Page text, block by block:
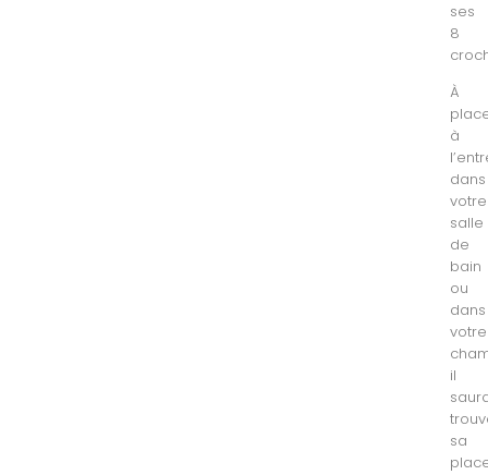
ses
8
À
à
dans
votre
salle
de
bain
ou
dans
votre
il
sa